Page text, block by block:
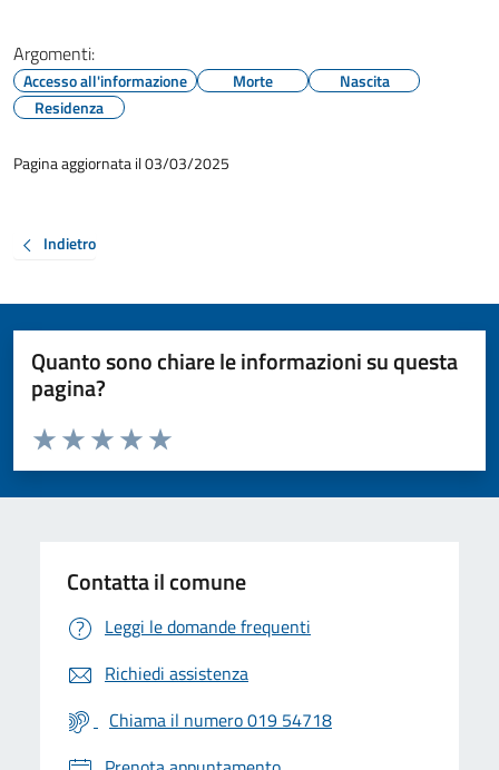
Argomenti:
Accesso all'informazione Morte
Nascita
Residenza
Pagina aggiornata il 03/03/2025
Indietro
Quanto sono chiare le informazioni su questa
pagina?
Valuta da 1 a 5 stelle la pagina
Valuta 5 stelle su 5
Valuta 4 stelle su 5
Valuta 3 stelle su 5
Valuta 2 stelle su 5
Valuta 1 stelle su 5
Contatta il comune
Leggi le domande frequenti
Richiedi assistenza
Chiama il numero 019 54718